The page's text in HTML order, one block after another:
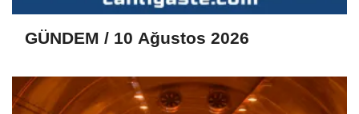
GÜNDEM / 10 Ağustos 2026